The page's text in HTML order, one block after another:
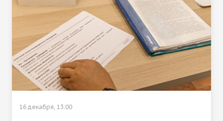
16 декабря, 13:00